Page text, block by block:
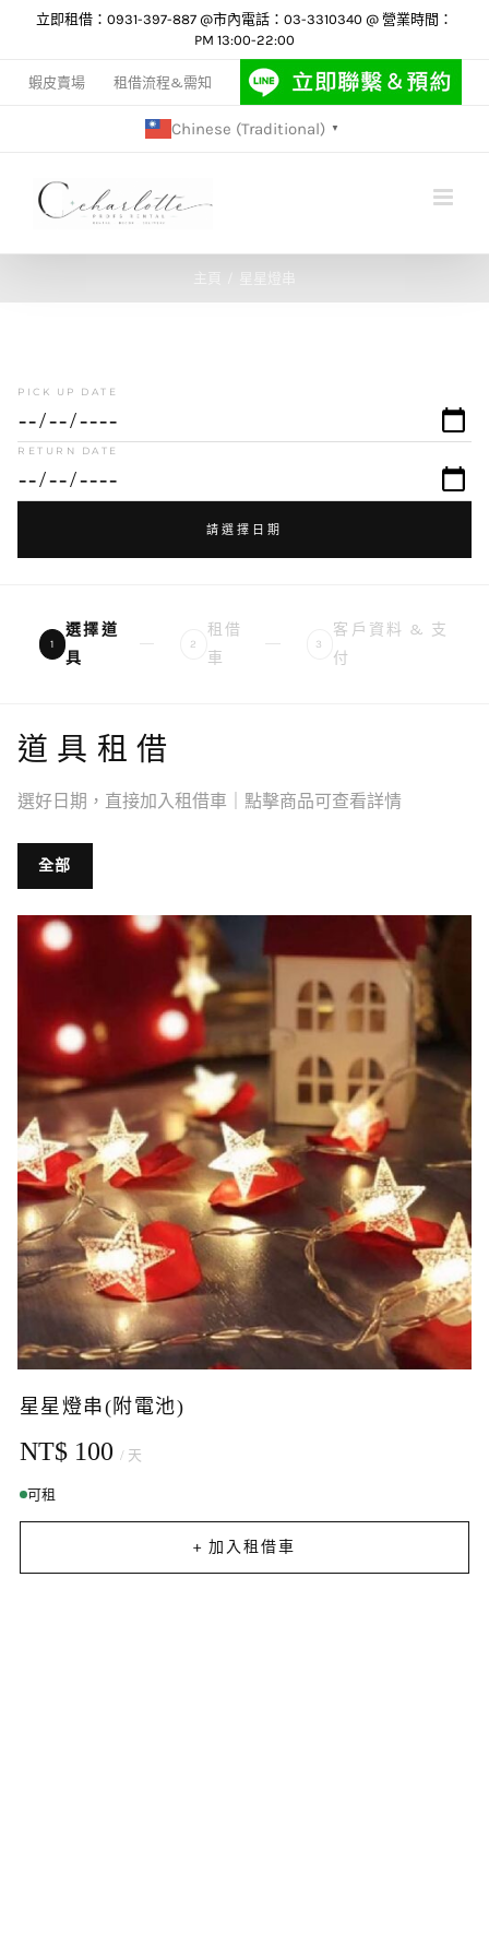
content
立即租借：0931-397-887 @市內電話：03-3310340 @ 營業時間：
PM 13:00-22:00
蝦皮賣場 租借流程&需知
Chinese (Traditional) ▼
星星燈串
PICK UP DATE
RETURN DATE
請選擇日期
1
選擇道
具
2
租借
車
3
客戶資料 & 支
付
道具租借
選好日期，直接加入租借車｜點擊商品可查看詳情
全部
星星燈串(附電池)
NT$ 100 / 天
可租
+ 加入租借車